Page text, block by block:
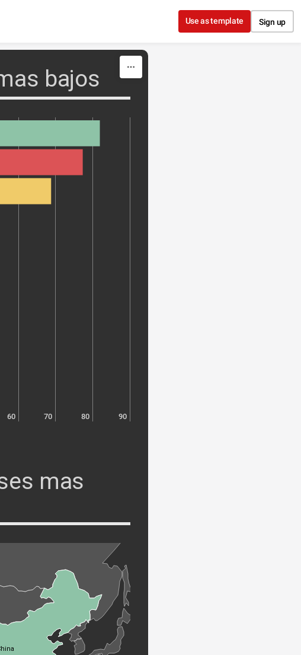
Use as template Sign up
bajos
60 70 80 90
mas